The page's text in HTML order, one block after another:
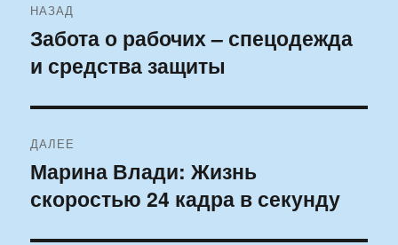
по
записям
НАЗАД
Предыдущая
запись:
Забота о рабочих – спецодежда
и средства защиты
ДАЛЕЕ
Следующая
запись:
Марина Влади: Жизнь
скоростью 24 кадра в секунду